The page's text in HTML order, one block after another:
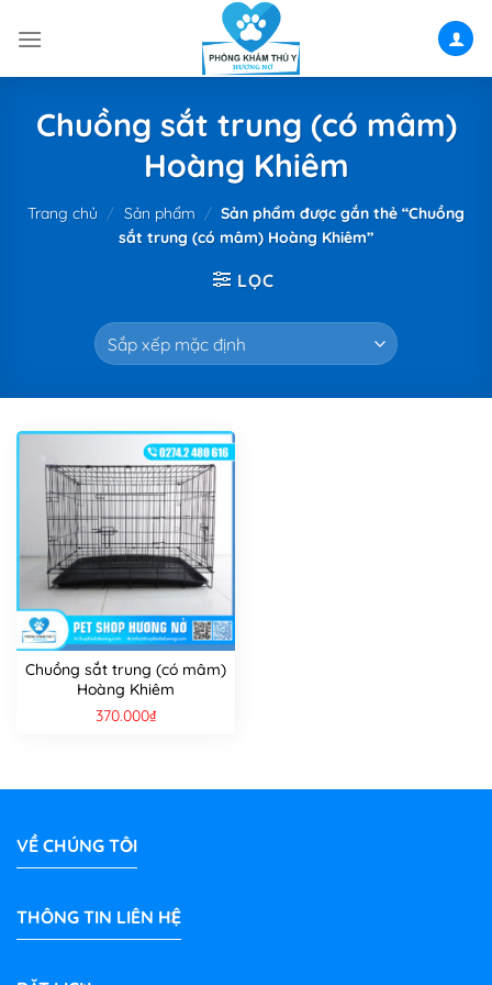
Chuồng sắt trung (có mâm)
Hoàng Khiêm
Trang chủ / Sản phẩm / Sản phẩm được gắn thẻ “Chuồng
sắt trung (có mâm) Hoàng Khiêm”
LỌC
Chuồng sắt trung (có mâm)
Hoàng Khiêm
370.000₫
VỀ CHÚNG TÔI
THÔNG TIN LIÊN HỆ